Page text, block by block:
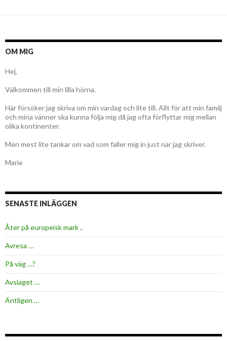
OM MIG
Hej,
Välkommen till min lilla hörna.
Här försöker jag skriva om min vardag och lite till. Allt för att min familj
och mina vänner ska kunna följa mig då jag ofta förflyttar mig mellan
olika kontinenter.
Men mest lite tankar om vad som faller mig in just när jag skriver.
Marie
SENASTE INLÄGGEN
Åter på europeisk mark ..
Avresa …
På väg …?
Avslaget …
Äntligen …